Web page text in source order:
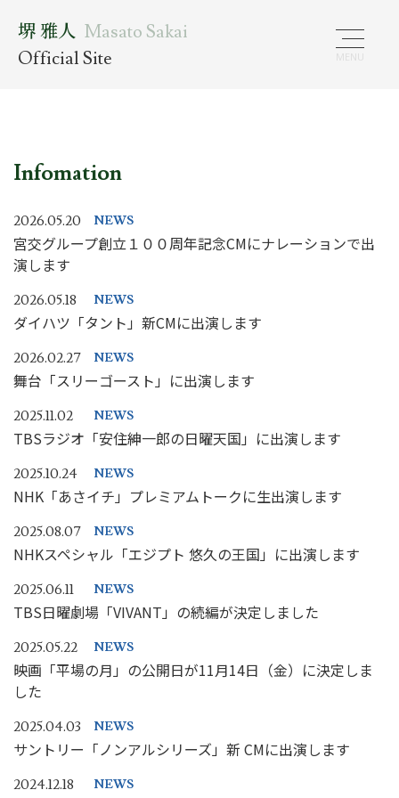
堺 雅人 Masato Sakai
Official Site
Infomation
2026.05.20 NEWS
宮交グループ創立１００周年記念CMにナレーションで出
演します
2026.05.18 NEWS
ダイハツ「タント」新CMに出演します
2026.02.27 NEWS
舞台「スリーゴースト」に出演します
2025.11.02 NEWS
TBSラジオ「安住紳一郎の日曜天国」に出演します
2025.10.24 NEWS
NHK「あさイチ」プレミアムトークに生出演します
2025.08.07 NEWS
NHKスペシャル「エジプト 悠久の王国」に出演します
2025.06.11 NEWS
TBS日曜劇場「VIVANT」の続編が決定しました
2025.05.22 NEWS
映画「平場の月」の公開日が11月14日（金）に決定しま
した
2025.04.03 NEWS
サントリー「ノンアルシリーズ」新 CMに出演します
2024.12.18 NEWS